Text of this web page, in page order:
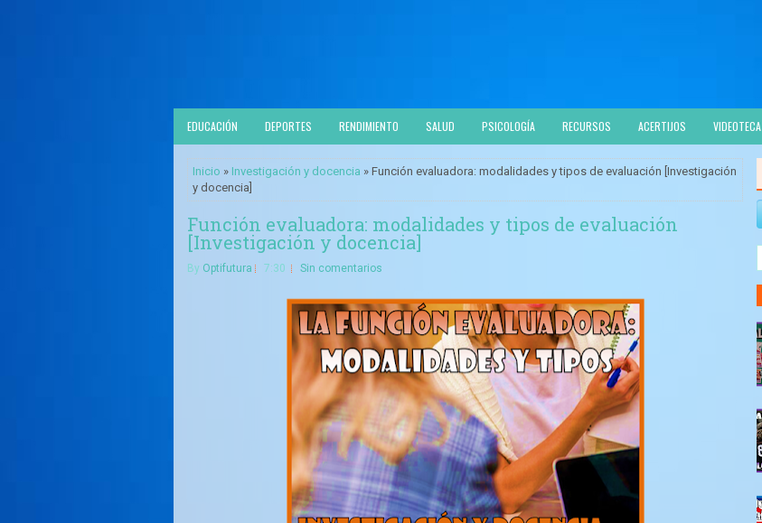
EDUCACIÓN DEPORTES RENDIMIENTO SALUD PSICOLOGÍA RECURSOS ACERTIJOS VIDEOTECA
Inicio » Investigación y docencia » Función evaluadora: modalidades y tipos de evaluación [Investigación
y docencia]
Función evaluadora: modalidades y tipos de evaluación
[Investigación y docencia]
By Optifutura 7:30 Sin comentarios